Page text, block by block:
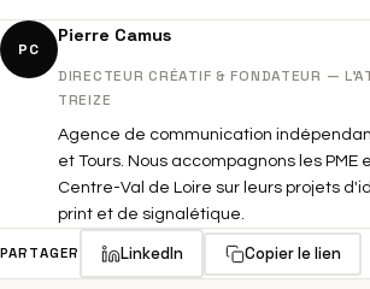
PC
Pierre Camus
DIRECTEUR CRÉATIF & FONDATEUR —
TREIZE
Agence de communication
et Tours. Nous accompagnons les PME
Centre-Val de Loire sur leurs projets
print et de signalétique.
PARTAGER LinkedIn Copier le lien